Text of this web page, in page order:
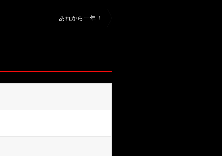
あれから一年！